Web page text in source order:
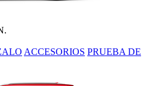
ACCESORIOS PRUEBA DE